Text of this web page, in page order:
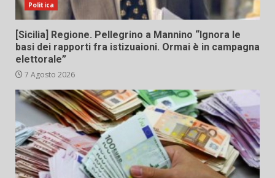
Politica
[Sicilia] Regione. Pellegrino a Mannino “Ignora le
basi dei rapporti fra istizuaioni. Ormai è in campagna
elettorale”
7 Agosto 2026